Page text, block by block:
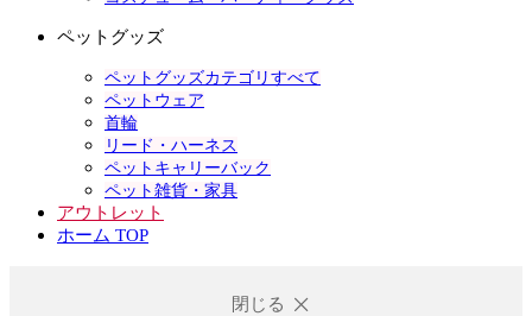
ペットグッズ
ペットグッズカテゴリすべて
ペットウェア
首輪
リード・ハーネス
ペットキャリーバック
ペット雑貨・家具
アウトレット
ホーム TOP
閉じる